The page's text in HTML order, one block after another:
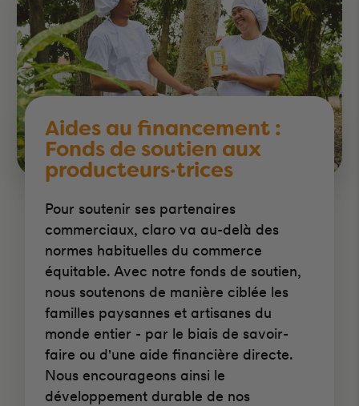
Aides au financement :
Fonds de soutien aux
producteurs·trices
Pour soutenir ses partenaires
commerciaux, claro va au-delà des
normes habituelles du commerce
équitable. Avec notre fonds de soutien,
nous soutenons de manière ciblée les
familles paysannes et artisanes du
monde entier - par le biais de savoir-
faire ou d'une aide financière directe.
Nous encourageons ainsi le
développement durable de nos